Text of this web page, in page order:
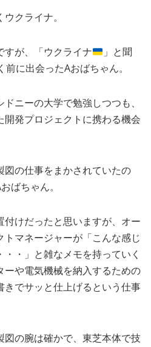
TRAVEL
グ
クライナ。
すが、「ウクライナ
」と聞
に出会ったAおばちゃん。
ニーの大学で勉強しつつも、
発プロジェクトに携わる機会
図の仕事をまかされていたの
ばちゃん。
けだったと思いますが、オー
マネージャーが「こんな感じ
・」と雑なメモを持っていく
ーや電気機械を納入するための
でサッと仕上げるという仕事
の腕は確かで、東芝本体で技